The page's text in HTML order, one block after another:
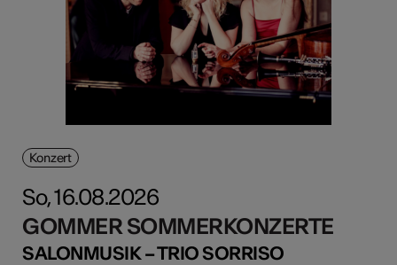
Konzert
So, 16.08.2026
GOMMER SOMMERKONZERTE
SALONMUSIK – TRIO SORRISO